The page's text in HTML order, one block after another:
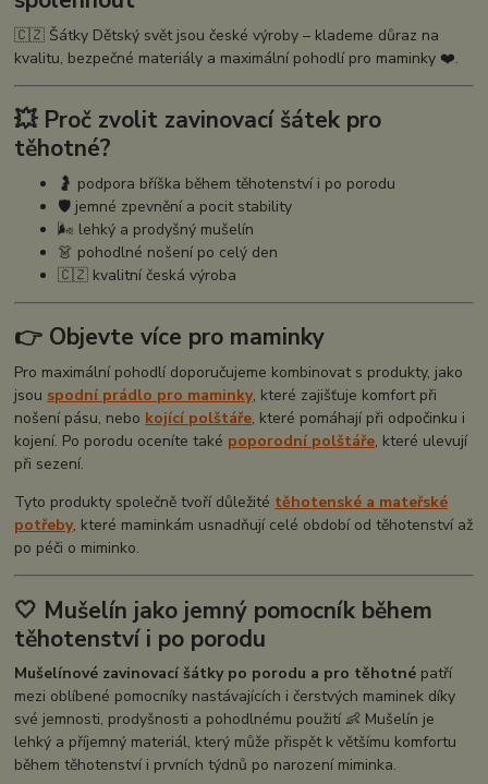
🇨🇿 Šátky Dětský světjsou české výroby – klademe důraz na
kvalitu, bezpečné materiály a maximální pohodlí pro maminky ❤️.
💥 Proč zvolit zavinovací šátek pro
těhotné?
🤰 podpora bříška během těhotenství i po porodu
🛡️ jemné zpevnění a pocit stability
🌬️ lehký a prodyšný mušelín
👗 pohodlné nošení po celý den
🇨🇿 kvalitní česká výroba
👉 Objevte více pro maminky
Pro maximální pohodlí doporučujeme kombinovat s produkty, jako
jsou spodní prádlo pro maminky, které zajišťuje komfort při
nošení pásu, nebo kojící polštáře, které pomáhají při odpočinku i
kojení. Po porodu oceníte také poporodní polštáře, které ulevují
při sezení.
Tyto produkty společně tvoří důležité těhotenské a mateřské
potřeby, které maminkám usnadňují celé období od těhotenství až
po péči o miminko.
🤍 Mušelín jako jemný pomocník během
těhotenství i po porodu
Mušelínové zavinovací šátky po porodu a pro těhotné patří
mezi oblíbené pomocníky nastávajících i čerstvých maminek díky
své jemnosti, prodyšnosti a pohodlnému použití 👶 Mušelín je
lehký a příjemný materiál, který může přispět k většímu komfortu
během těhotenství i prvních týdnů po narození miminka.